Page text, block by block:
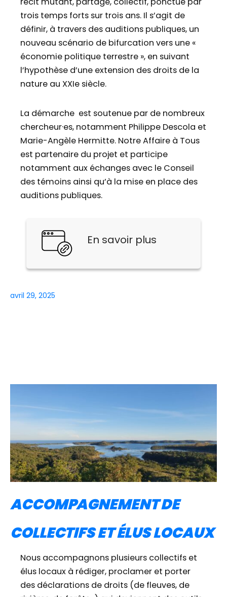
trois temps forts sur trois ans. Il s’agit de
définir, à travers des auditions publiques, un
nouveau scénario de bifurcation vers une «
économie politique terrestre », en suivant
l’hypothèse d’une extension des droits de la
nature au XXIe siècle.
La démarche est soutenue par de nombreux
chercheur·es, notamment Philippe Descola et
Marie-Angèle Hermitte. Notre Affaire à Tous
est partenaire du projet et participe
notamment aux échanges avec le Conseil
des témoins ainsi qu’à la mise en place des
auditions publiques.
En savoir plus
avril 29, 2025
ACCOMPAGNEMENT DE
COLLECTIFS ET ÉLUS LOCAUX
Nous accompagnons plusieurs collectifs et
élus locaux à rédiger, proclamer et porter
des déclarations de droits (de fleuves, de